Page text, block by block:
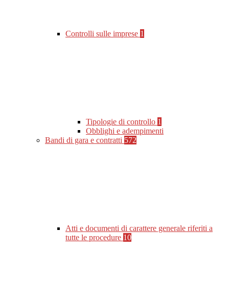
Controlli sulle imprese 1
Tipologie di controllo 1
Obblighi e adempimenti
Bandi di gara e contratti 572
Atti e documenti di carattere generale riferiti a
tutte le procedure 10